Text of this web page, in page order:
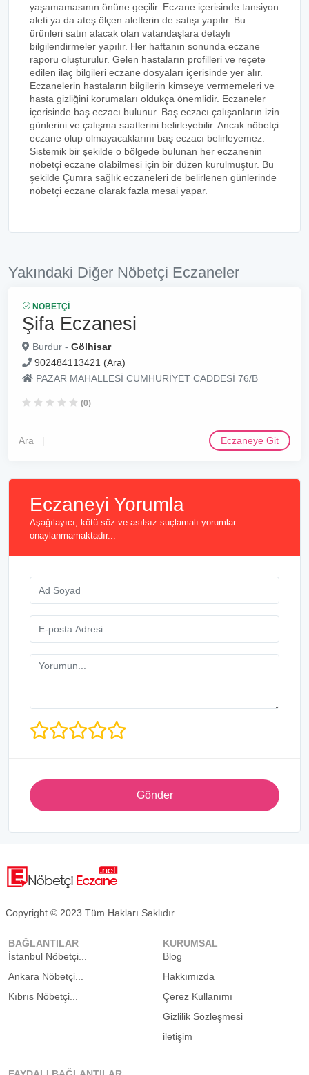
yaşamamasının önüne geçilir. Eczane içerisinde tansiyon
aleti ya da ateş ölçen aletlerin de satışı yapılır. Bu
ürünleri satın alacak olan vatandaşlara detaylı
bilgilendirmeler yapılır. Her haftanın sonunda eczane
raporu oluşturulur. Gelen hastaların profilleri ve reçete
edilen ilaç bilgileri eczane dosyaları içerisinde yer alır.
Eczanelerin hastaların bilgilerin kimseye vermemeleri ve
hasta gizliğini korumaları oldukça önemlidir. Eczaneler
içerisinde baş eczacı bulunur. Baş eczacı çalışanların izin
günlerini ve çalışma saatlerini belirleyebilir. Ancak nöbetçi
eczane olup olmayacaklarını baş eczacı belirleyemez.
Sistemik bir şekilde o bölgede bulunan her eczanenin
nöbetçi eczane olabilmesi için bir düzen kurulmuştur. Bu
şekilde Çumra sağlık eczaneleri de belirlenen günlerinde
nöbetçi eczane olarak fazla mesai yapar.
Yakındaki Diğer Nöbetçi Eczaneler
NÖBETÇI
Şifa Eczanesi
Burdur - Gölhisar
902484113421 (Ara)
PAZAR MAHALLESİ CUMHURİYET CADDESİ 76/B
(0)
Ara Eczaneye Git
Eczaneyi Yorumla
Aşağılayıcı, kötü söz ve asılsız suçlamalı yorumlar
onaylanmamaktadır...
Gönder
Copyright © 2023 Tüm Hakları Saklıdır.
BAĞLANTILAR
İstanbul Nöbetçi...
Ankara Nöbetçi...
Kıbrıs Nöbetçi...
KURUMSAL
Blog
Hakkımızda
Çerez Kullanımı
Gizlilik Sözleşmesi
iletişim